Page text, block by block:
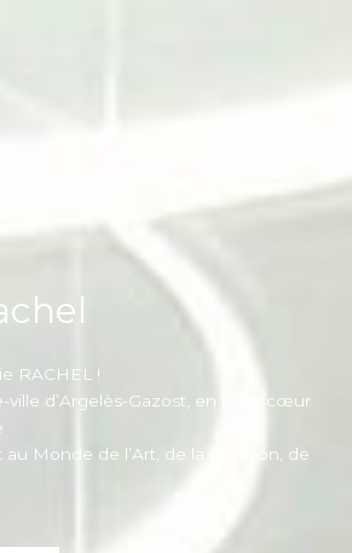
RACHEL !
ville d’Argelès-Gazost, en plein cœur
Monde de l’Art, de la Création, de